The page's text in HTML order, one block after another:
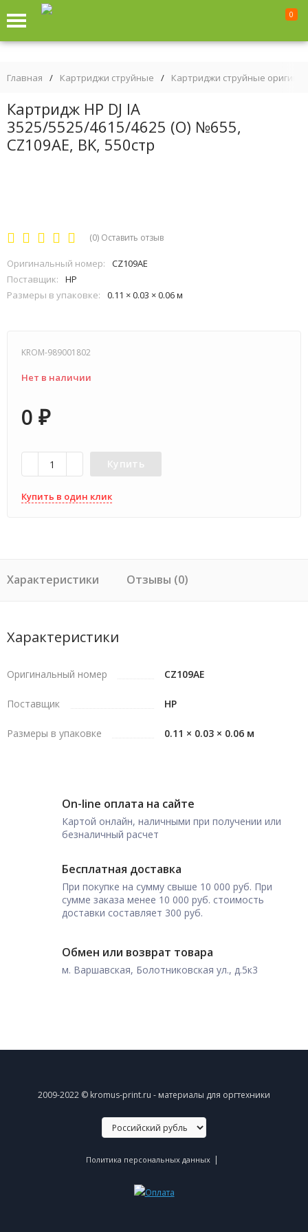
0
Главная / Картриджи струйные / Картриджи струйные
Картридж HP DJ IA
3525/5525/4615/4625 (O) №655,
CZ109AE, BK, 550стр
(0) Оставить отзыв
Оригинальный номер:
CZ109AE
Поставщик:
HP
Размеры в упаковке:
0.11 × 0.03 × 0.06 м
KROM-989001802
Нет в наличии
0 ₽
Купить
Купить в один клик
Характеристики Отзывы (0)
Характеристики
Оригинальный номер CZ109AE
Поставщик HP
Размеры в упаковке 0.11 × 0.03 × 0.06 м
On-line оплата на сайте
Картой онлайн, наличными при получении или
безналичный расчет
Бесплатная доставка
При покупке на сумму свыше 10 000 руб. При
сумме заказа менее 10 000 руб. стоимость
доставки составляет 300 руб.
Обмен или возврат товара
м. Варшавская, Болотниковская ул., д.5к3
2009-2022 © kromus-print.ru - материалы для оргтехники
Политика персональных данных |